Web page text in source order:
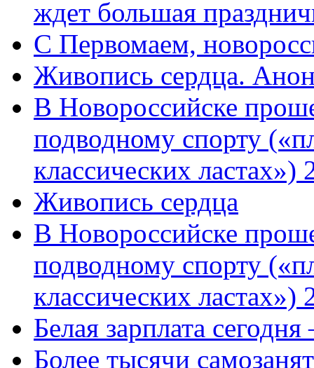
ждет большая
C Первомаем,
Живопись сердца.
В Новороссийске
подводному спорту
классических
Живопись сердца
В Новороссийске
подводному спорту
классических ластах»)
Белая зарплата
Более тысячи